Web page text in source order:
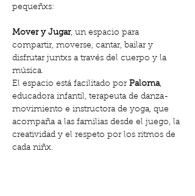
pequeñxs:
Mover y Jugar, un espacio para
compartir, moverse, cantar, bailar y
disfrutar juntxs a través del cuerpo y la
música.
El espacio está facilitado por Paloma,
educadora infantil, terapeuta de danza-
movimiento e instructora de yoga, que
acompaña a las familias desde el juego, la
creatividad y el respeto por los ritmos de
cada niñx.